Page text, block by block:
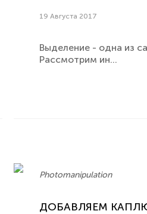
19 Августа 2017
Выделение - одна из
Рассмотрим ин...
Photomanipulation
ДОБАВЛЯЕМ